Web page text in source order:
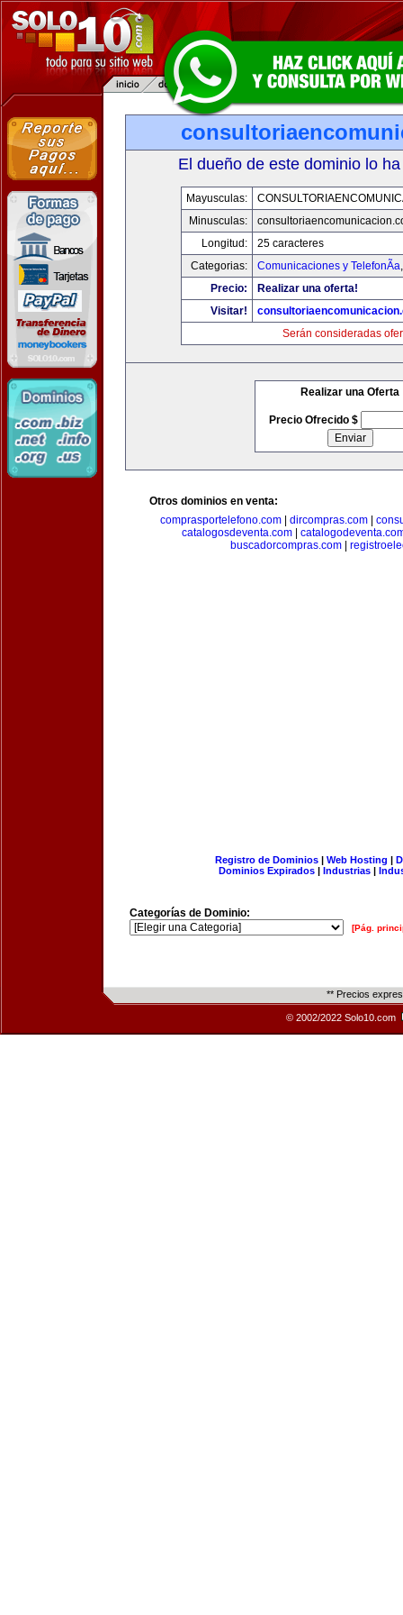
El dueño de este dominio lo
Mayusculas:
Minusculas:
Longitud:
25 caracteres
Categorias:
Comunicaciones y TelefonÃ­a
Precio:
Realizar una oferta!
Visitar!
Serán consideradas
Realizar una Oferta
Precio Ofrecido $
Otros dominios en venta:
comprasportelefono.com
dircompras.com
catalogosdeventa.com
buscadorcompras.com
Registro de Dominios| Web Hosting |
Dominios Expirados | Industrias |
Categorías de Dominio:
[Pág.
** Precios
© 2002/2022 Solo10.com